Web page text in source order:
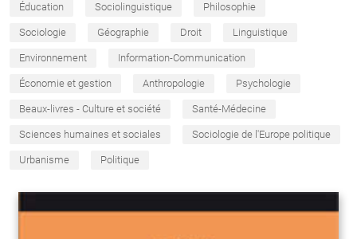
Éducation Sociolinguistique Philosophie
Sociologie Géographie Droit Linguistique
Environnement Information-Communication
Économie et gestion Anthropologie Psychologie
Beaux-livres - Culture et société Santé-Médecine
Sciences humaines et sociales Sociologie de l'Europe politique
Urbanisme Politique